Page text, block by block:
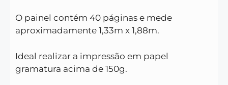
O painel contém 40 páginas e mede
aproximadamente 1,33m x 1,88m.
Ideal realizar a impressão em papel
gramatura acima de 150g.